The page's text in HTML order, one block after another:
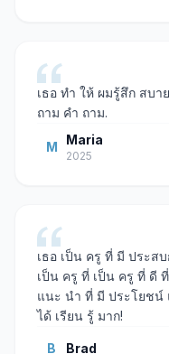
เธอ ทํา ให้ ผมรู้สึก สบ
ถาม คํา ถาม.
M Maria
2025
เธอ เป็น ครู ที่ มี ประส
เป็น ครู ที่ เป็น ครู ที่ ดี
แนะ นํา ที่ มี ประโยชน์
ได้ เรียน รู้ มาก!
B Brad